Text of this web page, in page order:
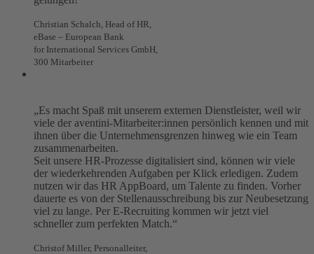
Christian Schalch, Head of HR,
eBase – European Bank
for International Services GmbH,
300 Mitarbeiter
„Es macht Spaß mit unserem externen Dienstleister, weil wir
viele der aventini-Mitarbeiter:innen persönlich kennen und mit
ihnen über die Unternehmensgrenzen hinweg wie ein Team
zusammenarbeiten.
Seit unsere HR-Prozesse digitalisiert sind, können wir viele
der wiederkehrenden Aufgaben per Klick erledigen. Zudem
nutzen wir das HR AppBoard, um Talente zu finden. Vorher
dauerte es von der Stellenausschreibung bis zur Neubesetzung
viel zu lange. Per E-Recruiting kommen wir jetzt viel
schneller zum perfekten Match.“
Christof Miller, Personalleiter,